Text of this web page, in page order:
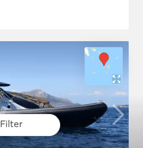
Filter